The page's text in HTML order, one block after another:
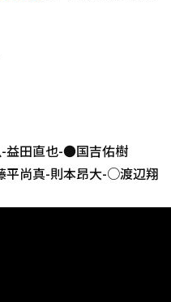
益田直也-●国吉佑樹
平尚真-則本昂大-○渡辺翔